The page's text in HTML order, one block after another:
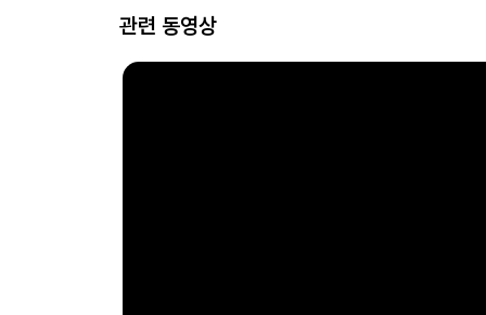
관련 동영상